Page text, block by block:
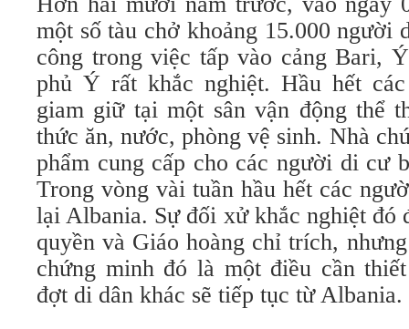
một số tàu chở khoảng 15.000 người
công trong việc tấp vào cảng Bari,
phủ Ý rất khắc nghiệt. Hầu hết
giam giữ tại một sân vận động thể
thức ăn, nước, phòng vệ sinh. Nhà
phẩm cung cấp cho các người di cư
Trong vòng vài tuần hầu hết các
lại Albania. Sự đối xử khắc nghiệt đó
quyền và Giáo hoàng chỉ trích,
chứng minh đó là một điều cần
đợt di dân khác sẽ tiếp tục từ